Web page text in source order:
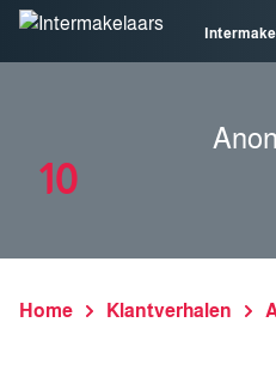
Spring naar inhoud
10
Home Klantverhalen